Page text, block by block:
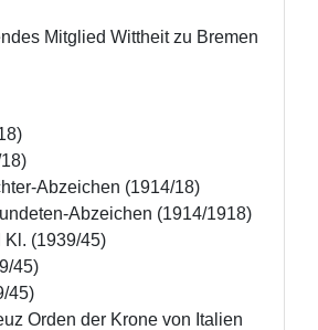
Mitglied Wittheit zu Bremen
Abzeichen (1914/18)
Abzeichen (1914/1918)
Kl. (1939/45)
45)
45)
Orden der Krone von Italien